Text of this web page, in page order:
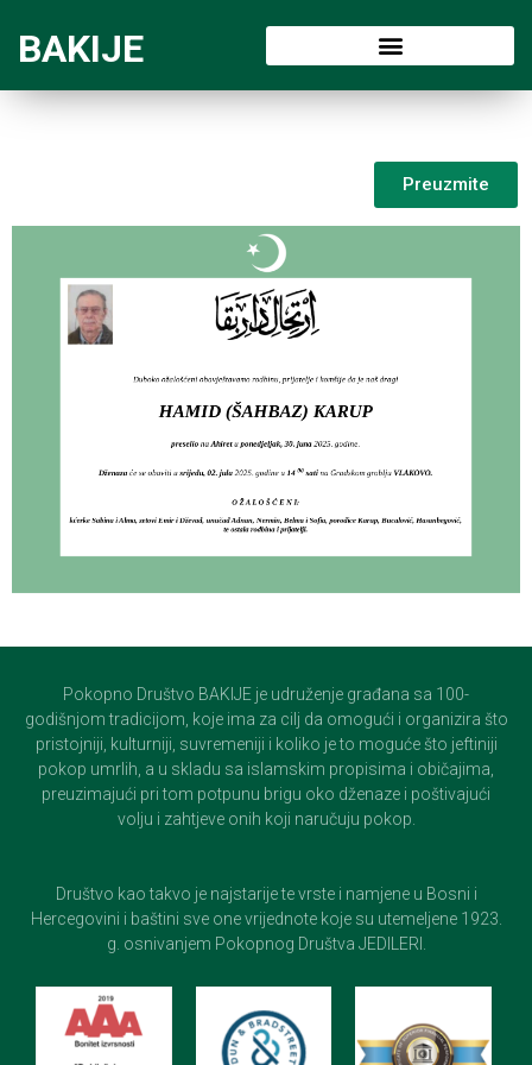
BAKIJE
Preuzmite
Pokopno Društvo BAKIJE je udruženje građana sa 100-
godišnjom tradicijom, koje ima za cilj da omogući i organizira što
pristojniji, kulturniji, suvremeniji i koliko je to moguće što jeftiniji
pokop umrlih, a u skladu sa islamskim propisima i običajima,
preuzimajući pri tom potpunu brigu oko dženaze i poštivajući
volju i zahtjeve onih koji naručuju pokop.
Društvo kao takvo je najstarije te vrste i namjene u Bosni i
Hercegovini i baštini sve one vrijednote koje su utemeljene 1923.
g. osnivanjem Pokopnog Društva JEDILERI.